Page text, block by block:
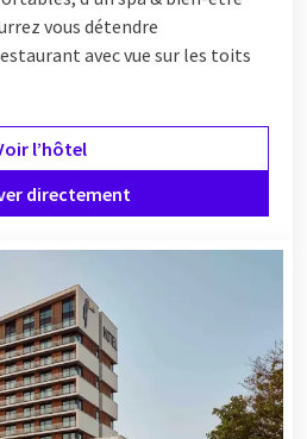
vous détendre
avec vue sur les toits
l’hôtel
directement